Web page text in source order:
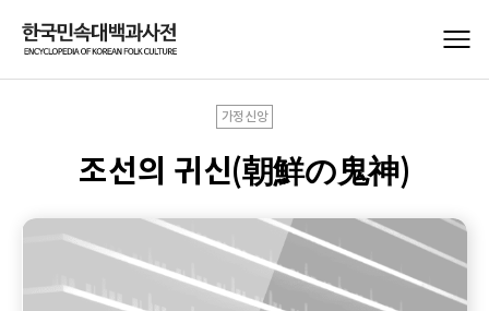
가정신앙
조선의 귀신(朝鮮の鬼神)